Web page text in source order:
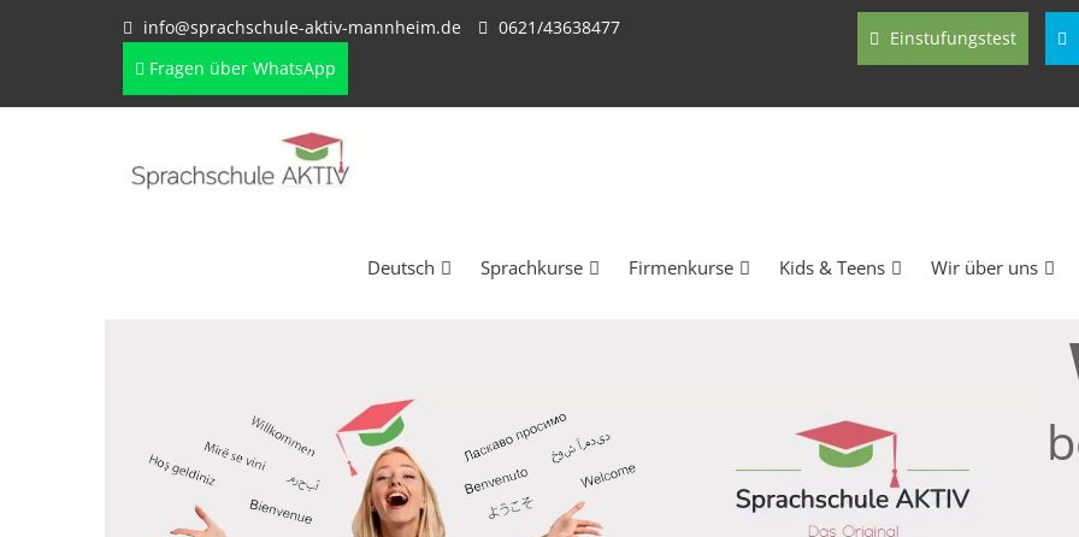
info@sprachschule-aktiv-mannheim.de
0621/43638477
Fragen über WhatsApp
Einstufungstest
Deutsch Sprachkurse Firmenkurse Kids & Teens Wir über uns